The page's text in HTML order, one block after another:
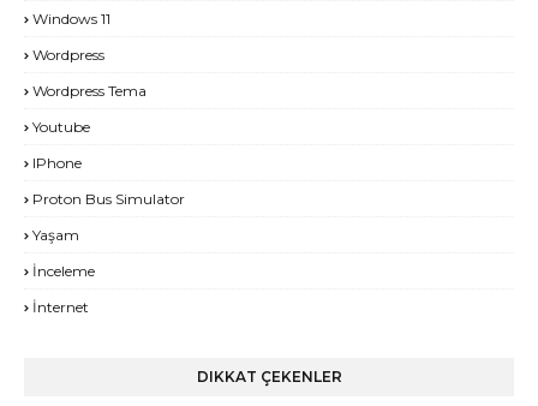
Windows 11
Wordpress
Wordpress Tema
Youtube
IPhone
Proton Bus Simulator
Yaşam
İnceleme
İnternet
DIKKAT ÇEKENLER